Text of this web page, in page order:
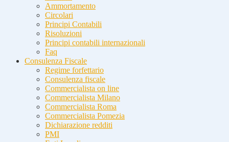
Ammortamento
Circolari
Principi Contabili
Risoluzioni
Principi contabili internazionali
Faq
Consulenza Fiscale
Regime forfettario
Consulenza fiscale
Commercialista on line
Commercialista Milano
Commercialista Roma
Commercialista Pomezia
Dichiarazione redditi
PMI